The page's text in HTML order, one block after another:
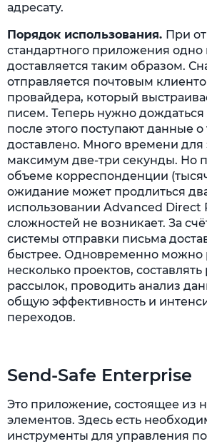
адресату.
Порядок использования. При
стандартного приложения одно
доставляется таким образом.
отправляется почтовым
провайдера, который
писем. Теперь нужно
после этого поступают данные
доставлено. Много времени для
максимум две-три секунды. Но
объеме корреспонденции
ожидание может продлиться
использовании Advanced Direct
сложностей не возникает. За
системы отправки письма
быстрее. Одновременно можно
несколько проектов,
рассылок, проводить анализ
общую эффективность и
переходов.
Send-Safe Enterprise
Это приложение, состоящее из
элементов. Здесь есть
инструменты для управления